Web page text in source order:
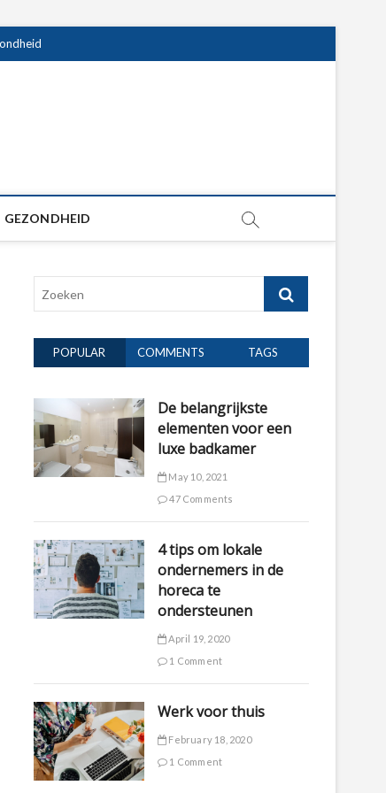
GEZONDHEID
Zoeken
POPULAR COMMENTS TAGS
De belangrijkste
elementen voor een
luxe badkamer
May 10, 2021
47 Comments
4 tips om lokale
ondernemers in de
horeca te
ondersteunen
April 19, 2020
1 Comment
Werk voor thuis
February 18, 2020
1 Comment